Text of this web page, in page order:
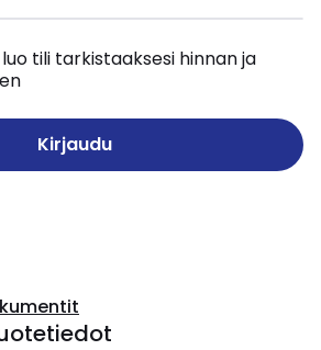
tili tarkistaaksesi hinnan ja
Kirjaudu